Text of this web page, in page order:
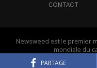
PARTAGE
CONTACT
Newsweed est le premier
mondiale du